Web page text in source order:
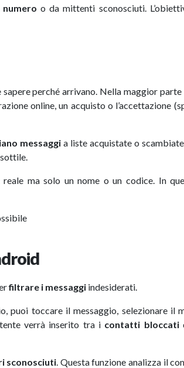
numero o da mittenti sconosciuti.
sapere perché arrivano. Nella maggior
online, un acquisto o l’accettazione
messaggi a liste acquistate o
ma solo un nome o un codice. In
filtrare i messaggi indesiderati.
puoi toccare il messaggio, selezionare il
verrà inserito tra i contatti bloccati
sconosciuti. Questa funzione analizza il